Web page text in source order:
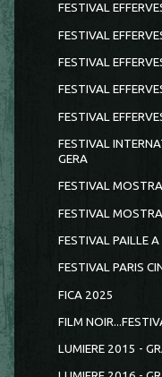
FESTIVAL
FESTIVAL
FESTIVAL
FESTIVAL
FESTIVAL
FESTIVAL
GERA
FESTIVAL
FESTIVAL
FESTIVAL PAILLE
FESTIVAL PARIS
FICA 2025
FILM
LUMIERE 2015 -